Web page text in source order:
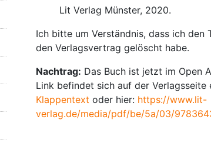
Lit Verlag Münster, 2020.
Ich bitte um Verständnis, dass ich den
den Verlagsvertrag gelöscht habe.
Nachtrag: Das Buch ist jetzt im Open
Link befindet sich auf der
Klappentext oder hier: https://www.lit-
verlag.de/media/pdf/be/5a/03/